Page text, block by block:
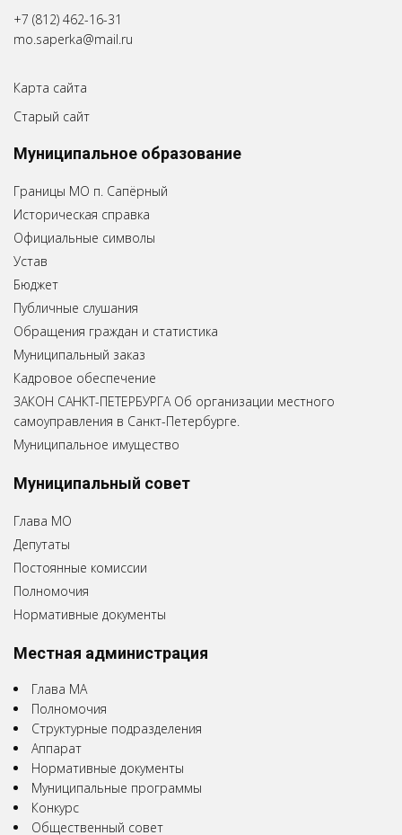
+7 (812) 462-16-31
mo.saperka@mail.ru
Карта сайта
Старый сайт
Муниципальное образование
Границы МО п. Сапёрный
Историческая справка
Официальные символы
Устав
Бюджет
Публичные слушания
Обращения граждан и статистика
Муниципальный заказ
Кадровое обеспечение
ЗАКОН САНКТ-ПЕТЕРБУРГА Об организации местного
самоуправления в Санкт-Петербурге.
Муниципальное имущество
Муниципальный совет
Глава МО
Депутаты
Постоянные комиссии
Полномочия
Нормативные документы
Местная администрация
Глава МА
Полномочия
Структурные подразделения
Аппарат
Нормативные документы
Муниципальные программы
Конкурс
Общественный совет